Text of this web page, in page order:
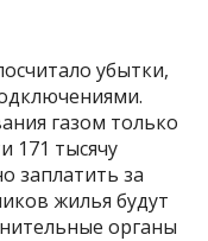
убытки,
газом только
171 тысячу
заплатить за
жилья будут
органы